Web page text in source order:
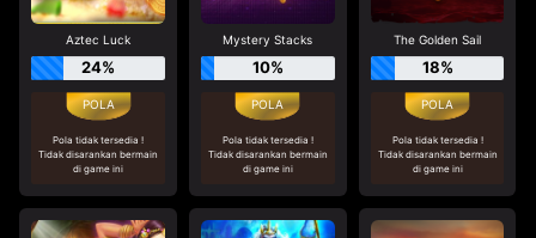
Aztec Luck
24%
Pola tidak tersedia !
Tidak disarankan bermain
di game ini
Mystery Stacks
10%
Pola tidak tersedia !
Tidak disarankan bermain
di game ini
The Golden Sail
18%
Pola tidak tersedia !
Tidak disarankan bermain
di game ini